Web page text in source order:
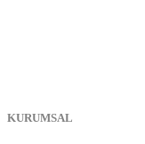
KURUMSAL